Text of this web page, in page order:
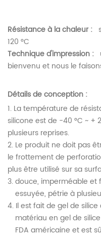
Résistance à la chaleur :
120 °C
Technique d'impression :
bienvenu et nous le
Détails de conception :
1. La température de
silicone est de -40 °C ~ +
plusieurs reprises.
2. Le produit ne doit pas
le frottement de
plus être utilisé sur sa
3.douce, imperméable et
essuyée, pétrie à
4. Il est fait de gel de
matériau en gel de
FDA américaine et est